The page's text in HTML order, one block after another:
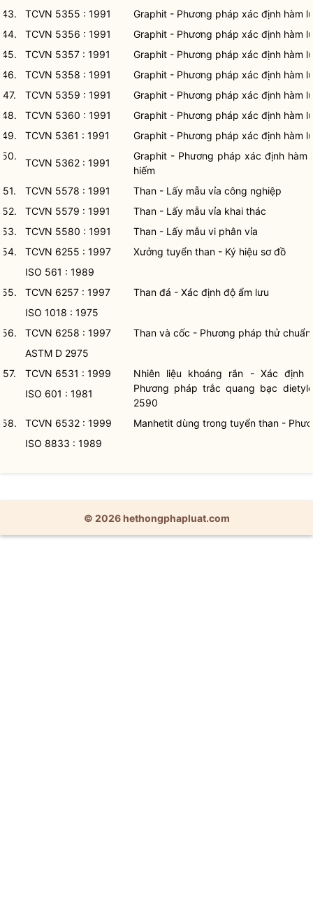
43.
TCVN 5355 : 1991
Graphit - Phương pháp xác định hàm
44.
TCVN 5356 : 1991
Graphit - Phương pháp xác định hàm
45.
TCVN 5357 : 1991
Graphit - Phương pháp xác định hàm
46.
TCVN 5358 : 1991
Graphit - Phương pháp xác định hàm
47.
TCVN 5359 : 1991
Graphit - Phương pháp xác định hàm
48.
TCVN 5360 : 1991
Graphit - Phương pháp xác định hàm
49.
TCVN 5361 : 1991
Graphit - Phương pháp xác định hàm
50.
TCVN 5362 : 1991
Graphit - Phương pháp xác định
hiếm
51.
TCVN 5578 : 1991
Than - Lấy mẫu vỉa công nghiệp
52.
TCVN 5579 : 1991
Than - Lấy mẫu vỉa khai thác
53.
TCVN 5580 : 1991
Than - Lấy mẫu vi phân vỉa
54.
TCVN 6255 : 1997
ISO 561 : 1989
Xưởng tuyển than - Ký hiệu sơ đồ
55.
TCVN 6257 : 1997
ISO 1018 : 1975
Than đá - Xác định độ ẩm lưu
56.
TCVN 6258 : 1997
ASTM D 2975
Than và cốc - Phương pháp thử
57.
TCVN 6531 : 1999
ISO 601 : 1981
Nhiên liệu khoáng rắn - Xác định
Phương pháp trắc quang bạc
2590
58.
TCVN 6532 : 1999
ISO 8833 : 1989
Manhetit dùng trong tuyển than -
© 2026 hethongphapluat.com